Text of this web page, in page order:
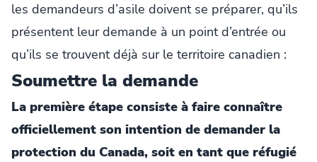
les demandeurs d’asile doivent se préparer, qu’ils
présentent leur demande à un point d’entrée ou
qu’ils se trouvent déjà sur le territoire canadien :
Soumettre la demande
La première étape consiste à faire connaître
officiellement son intention de demander la
protection du Canada, soit en tant que réfugié